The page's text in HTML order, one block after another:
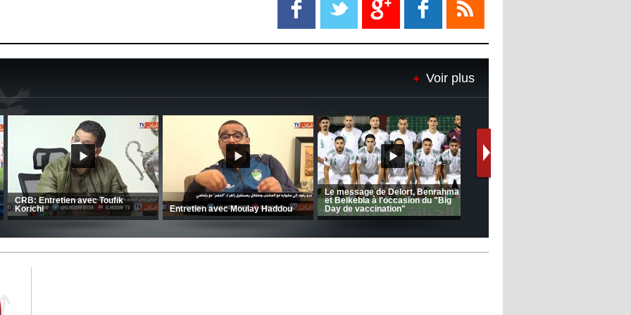
Le Barça savoure sa première
place et chambre le Real Madrid
de matchs"
12:39 - 2022/11/06
Real : Les dirigeants veulent le
départ d'Hazard cet hiver
Voir plus
(Coupe de la CAF) Nkana FC 1 -
CRB 0
CSC: La préparation des hommes
d’Amrani se poursuit en Tunisie
MCA: Kaci-Saïd évoque le large
succès du Mouloudia face au FC
MFM